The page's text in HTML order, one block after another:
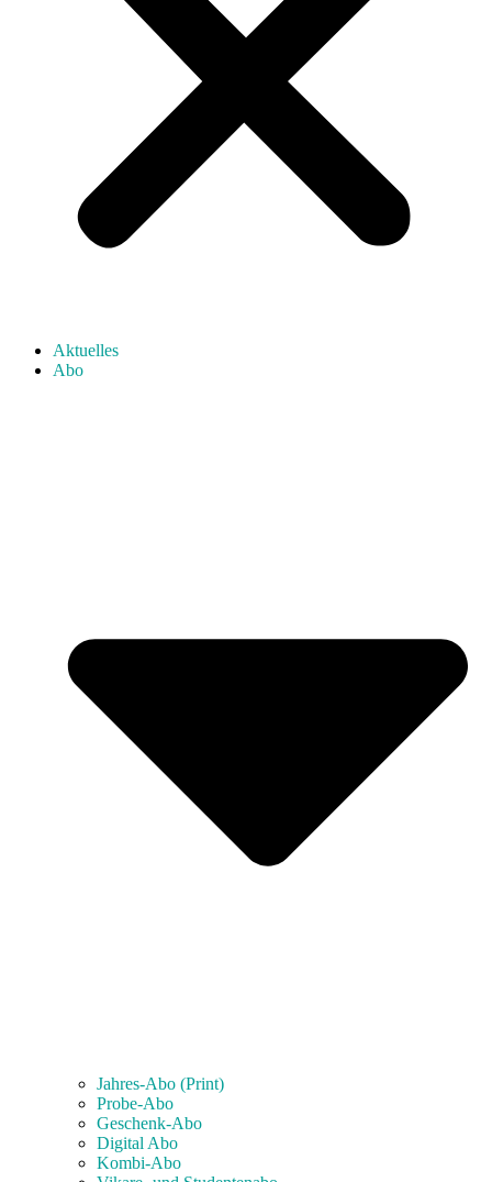
Aktuelles
Abo
Jahres-Abo (Print)
Probe-Abo
Geschenk-Abo
Digital Abo
Kombi-Abo